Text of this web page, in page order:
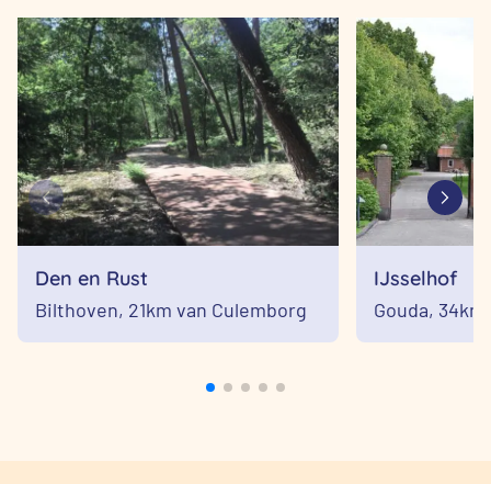
Den en Rust
Bilthoven, 21km van Culemborg
IJsselhof
Gouda, 34km